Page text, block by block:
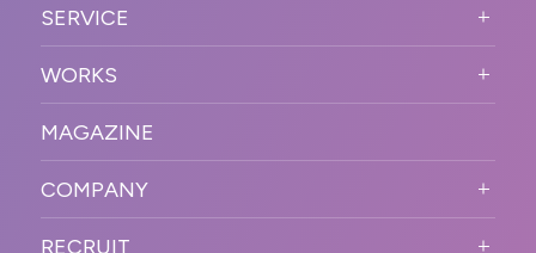
PURPOSE
VISION
OUR DNA
SERVICE
STRONG POINT
BUSINESS DOMAIN
SOLUTION
WORKFLOW
WORKS
オンラインイベント
SNSプロモーション
プラットフォーム販
カンファレンス・展示会・アワ
ESPORTS・ゲームプロモーシ
MAGAZINE
COMPANY
RECRUIT